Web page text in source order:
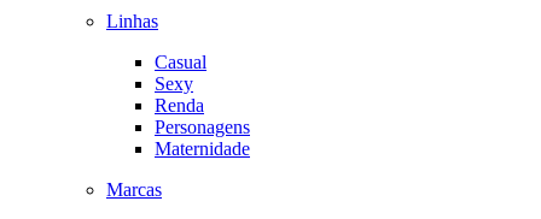
Linhas
Casual
Sexy
Renda
Personagens
Maternidade
Marcas